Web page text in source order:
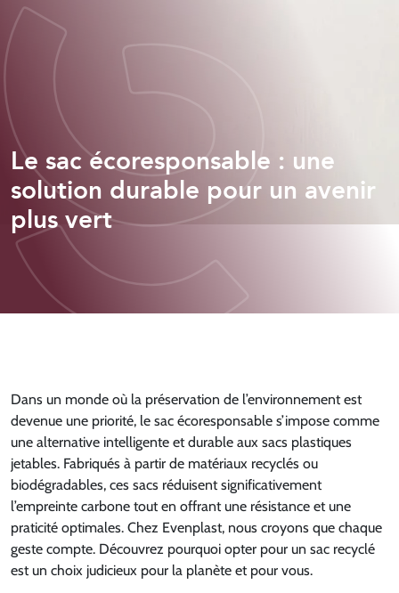
Le sac écoresponsable : une
solution durable pour un avenir
plus vert
Dans un monde où la préservation de l’environnement est
devenue une priorité, le sac écoresponsable s’impose comme
une alternative intelligente et durable aux sacs plastiques
jetables. Fabriqués à partir de matériaux recyclés ou
biodégradables, ces sacs réduisent significativement
l’empreinte carbone tout en offrant une résistance et une
praticité optimales. Chez Evenplast, nous croyons que chaque
geste compte. Découvrez pourquoi opter pour un sac recyclé
est un choix judicieux pour la planète et pour vous.